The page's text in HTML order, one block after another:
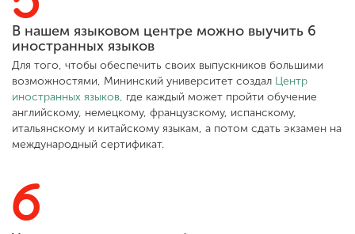
В нашем языковом центре можно выучить 6
иностранных языков
Для того, чтобы обеспечить своих выпускников большими
возможностями, Мининский университет создал Центр
иностранных языков, где каждый может пройти обучение
английскому, немецкому, французскому, испанскому,
итальянскому и китайскому языкам, а потом сдать экзамен на
международный сертификат.
6